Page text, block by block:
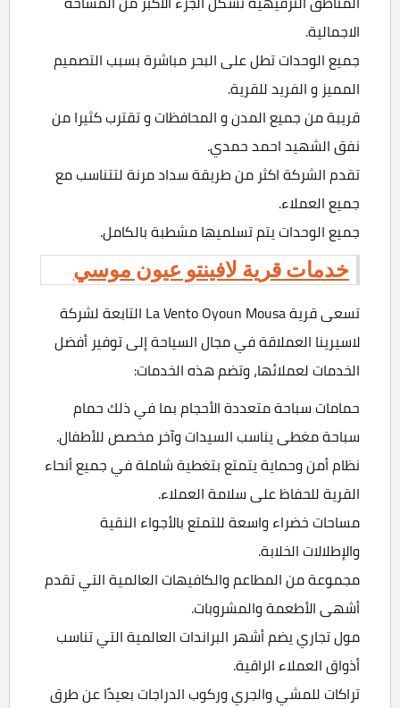
الاجمالية.
جميع الوحدات تطل على البحر مباشرة بسبب التصميم
المميز و الفريد للقرية.
قريبة من جميع المدن و المحافظات و تقترب كثيرا من
نفق الشهيد احمد حمدي.
تقدم الشركة اكثر من طريقة سداد مرنة لتتناسب مع
جميع العملاء.
جميع الوحدات يتم تسلميها مشطبة بالكامل.
خدمات قرية لافينتو عيون موسي
تسعى قرية La Vento Oyoun Mousa التابعة لشركة
لاسيرينا العملاقة في مجال السياحة إلى توفير أفضل
الخدمات لعملائها، وتضم هذه الخدمات:
حمامات سباحة متعددة الأحجام بما في ذلك حمام
سباحة مغطى يناسب السيدات وآخر مخصص للأطفال.
نظام أمن وحماية يتمتع بتغطية شاملة في جميع أنحاء
القرية للحفاظ على سلامة العملاء.
مساحات خضراء واسعة للتمتع بالأجواء النقية
والإطلالات الخلابة.
مجموعة من المطاعم والكافيهات العالمية التي تقدم
أشهى الأطعمة والمشروبات.
مول تجاري يضم أشهر البراندات العالمية التي تناسب
أذواق العملاء الراقية.
تراكات للمشي والجري وركوب الدراجات بعيدًا عن طرق